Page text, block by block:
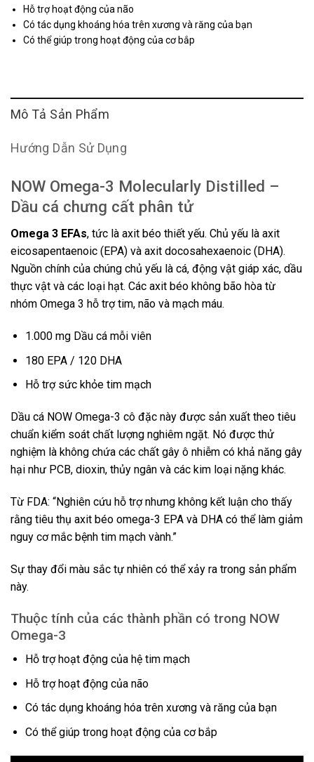
Hỗ trợ hoạt động của não
Có tác dụng khoáng hóa trên xương và răng của bạn
Có thể giúp trong hoạt động của cơ bắp
Mô Tả Sản Phẩm
Hướng Dẫn Sử Dụng
NOW Omega-3 Molecularly Distilled –
Dầu cá chưng cất phân tử
Omega 3 EFAs, tức là axit béo thiết yếu. Chủ yếu là axit
eicosapentaenoic (EPA) và axit docosahexaenoic (DHA).
Nguồn chính của chúng chủ yếu là cá, động vật giáp xác, dầu
thực vật và các loại hạt. Các axit béo không bão hòa từ
nhóm Omega 3 hỗ trợ tim, não và mạch máu.
1.000 mg Dầu cá mỗi viên
180 EPA / 120 DHA
Hỗ trợ sức khỏe tim mạch
Dầu cá NOW Omega-3 cô đặc này được sản xuất theo tiêu
chuẩn kiểm soát chất lượng nghiêm ngặt. Nó được thử
nghiệm là không chứa các chất gây ô nhiễm có khả năng gây
hại như PCB, dioxin, thủy ngân và các kim loại nặng khác.
Từ FDA: “Nghiên cứu hỗ trợ nhưng không kết luận cho thấy
rằng tiêu thụ axit béo omega-3 EPA và DHA có thể làm giảm
nguy cơ mắc bệnh tim mạch vành.”
Sự thay đổi màu sắc tự nhiên có thể xảy ra trong sản phẩm
này.
Thuộc tính của các thành phần có trong NOW
Omega-3
Hỗ trợ hoạt động của hệ tim mạch
Hỗ trợ hoạt động của não
Có tác dụng khoáng hóa trên xương và răng của bạn
Có thể giúp trong hoạt động của cơ bắp